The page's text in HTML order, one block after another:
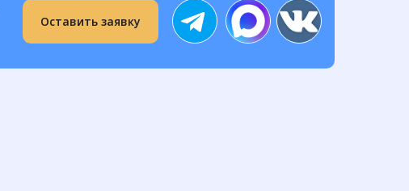
Оставить заявку